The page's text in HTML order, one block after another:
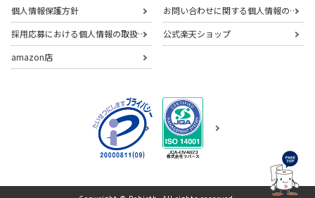
個人情報保護方針
お問い合わせに関する個人情報の取扱いについて
採用応募における個人情報の取扱いについて
公式楽天ショップ
amazon店